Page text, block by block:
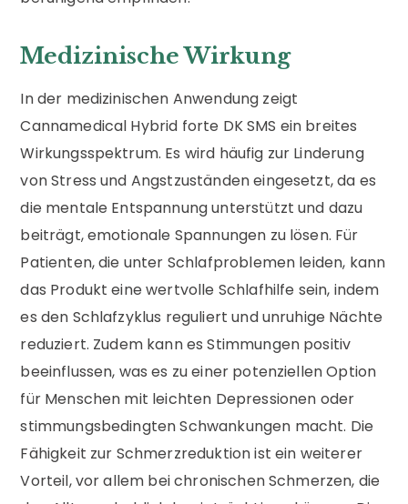
Medizinische Wirkung
In der medizinischen Anwendung zeigt
Cannamedical Hybrid forte DK SMS ein breites
Wirkungsspektrum. Es wird häufig zur Linderung
von Stress und Angstzuständen eingesetzt, da es
die mentale Entspannung unterstützt und dazu
beiträgt, emotionale Spannungen zu lösen. Für
Patienten, die unter Schlafproblemen leiden, kann
das Produkt eine wertvolle Schlafhilfe sein, indem
es den Schlafzyklus reguliert und unruhige Nächte
reduziert. Zudem kann es Stimmungen positiv
beeinflussen, was es zu einer potenziellen Option
für Menschen mit leichten Depressionen oder
stimmungsbedingten Schwankungen macht. Die
Fähigkeit zur Schmerzreduktion ist ein weiterer
Vorteil, vor allem bei chronischen Schmerzen, die